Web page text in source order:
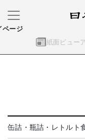
紙面ビュー
ページ
缶詰・瓶詰・レトルト